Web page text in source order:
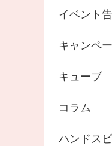
イベント
キャンペ
キューブ
コラム
ハンドス